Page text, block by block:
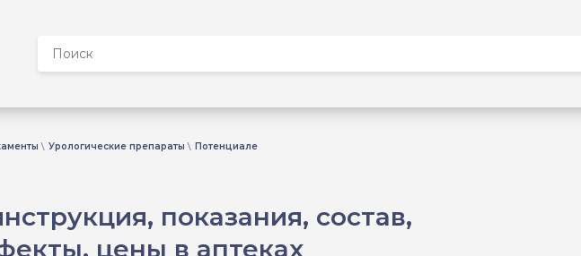
Урологические препараты Потенциале
показания, состав,
цены в аптеках